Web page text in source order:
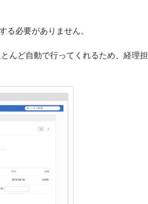
る必要がありません。
んど自動で行ってくれるため、経理担